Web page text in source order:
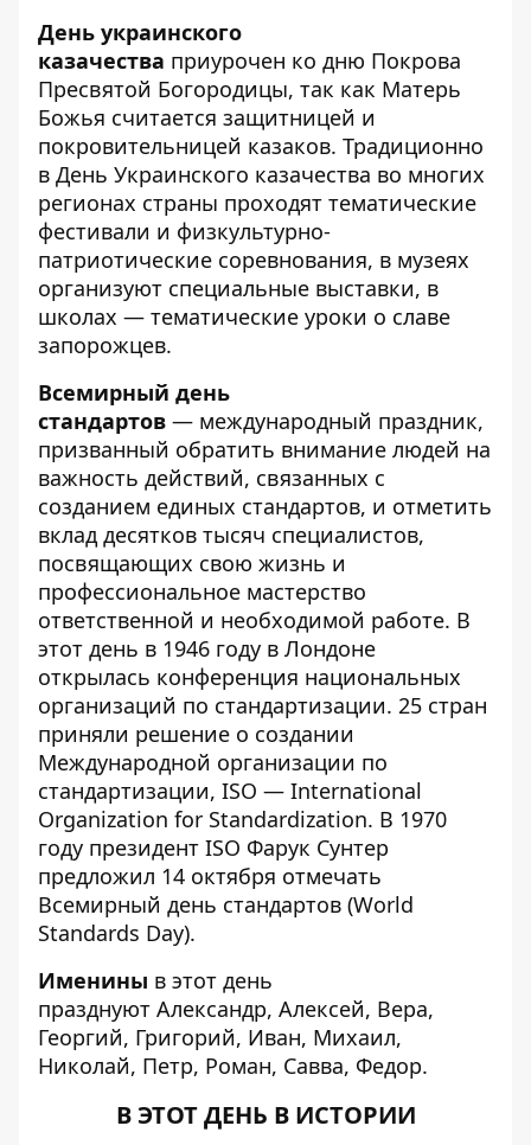
День украинского
казачества приурочен ко дню Покрова
Пресвятой Богородицы, так как Матерь
Божья считается защитницей и
покровительницей казаков. Традиционно
в День Украинского казачества во многих
регионах страны проходят тематические
фестивали и физкультурно-
патриотические соревнования, в музеях
организуют специальные выставки, в
школах — тематические уроки о славе
запорожцев.
Всемирный день
стандартов — международный праздник,
призванный обратить внимание людей на
важность действий, связанных с
созданием единых стандартов, и отметить
вклад десятков тысяч специалистов,
посвящающих свою жизнь и
профессиональное мастерство
ответственной и необходимой работе. В
этот день в 1946 году в Лондоне
открылась конференция национальных
организаций по стандартизации. 25 стран
приняли решение о создании
Международной организации по
стандартизации, ISO — International
Organization for Standardization. В 1970
году президент ISO Фарук Сунтер
предложил 14 октября отмечать
Всемирный день стандартов (World
Standards Day).
Именины в этот день
празднуют Александр, Алексей, Вера,
Георгий, Григорий, Иван, Михаил,
Николай, Петр, Роман, Савва, Федор.
В ЭТОТ ДЕНЬ В ИСТОРИИ